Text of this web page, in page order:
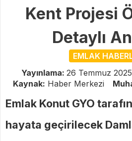
Kent Projesi
Detaylı
EMLAK
Yayınlama: 26 Temmuz
Kaynak: Haber Merkezi
Emlak Konut GYO
hayata geçirilecek